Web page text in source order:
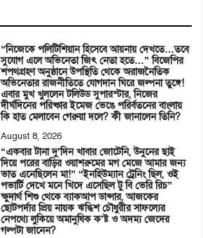
“নিজেকে পলিটিশিয়ান হিসেবে আয়নায় দেখতে…তবে
সুযোগ এলে অভিনেতা জিৎ নেতা হতে…” বিজেপির
শপথগ্রহণ অনুষ্ঠানে উপস্থিতি থেকে অরাজনৈতিক
অভিনেতার রাজনীতিতে যোগদান ঘিরে জল্পনা তুঙ্গে!
এবার মুখ খুললেন টলিউড সুপারস্টার, নিজের
দীর্ঘদিনের পরিষ্কার ইমেজ ভেঙে পরির্বতনের বাংলায়
কি হাত মেলাবেন গেরুয়া দলে? কী জানালেন তিনি?
August 8, 2026
“একবার টানা দু’দিন খাবার জোটেনি, উনুনের ছাই
দিয়ে পরের বাড়ির ওয়াশরুমের মগ মেজে আমার জন্য
ভাত এনেছিলেন মা!” “ইনহিউম্যান ট্রেনিং ছিল, ওই
পভার্টি দেখে মনে খিদে এসেছিল টু বি ভেরি রিচ”
ক্ষুদার্থ শিশু থেকে ব্যাকআপ ডান্সার, আজকের
ছোটপর্দার প্রিয় নায়ক ঋদ্ধিশ চৌধুরীর সাফল্যের
নেপথ্যে লুকিয়ে অমানুষিক ক’ষ্ট ও অদম্য জেদের
গল্পটা জানেন?